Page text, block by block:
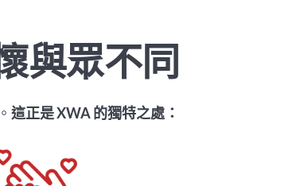
與眾不同
這正是 XWA 的獨特之處：